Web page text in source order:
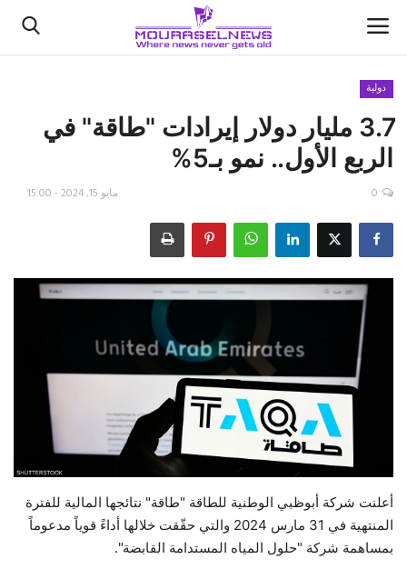
الأخبار
كتّابنا
اقتصاد
علوم وتكنولوجيا
رياضة
دولية
3.7 مليار دولار إيرادات "طاقة" في
الربع الأول.. نمو بـ5%
مايو 15, 2024 - 15:00 0
أعلنت شركة أبوظبي الوطنية للطاقة "طاقة" نتائجها المالية للفترة
المنتهية في 31 مارس 2024 والتي حقّقت خلالها أداءً قوياً مدعوماً
بمساهمة شركة "حلول المياه المستدامة القابضة".